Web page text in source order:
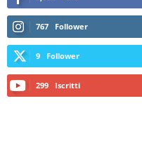
767 Follower
9 Follower
299 Iscritti